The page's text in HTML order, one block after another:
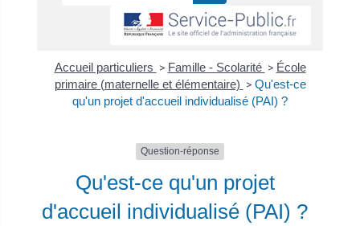
Accueil particuliers > Famille - Scolarité > École
primaire (maternelle et élémentaire) > Qu'est-ce
qu'un projet d'accueil individualisé (PAI) ?
Question-réponse
Qu'est-ce qu'un projet
d'accueil individualisé (PAI) ?